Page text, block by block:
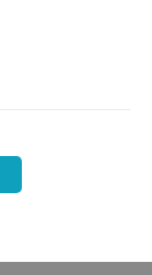
查货品是否
退换。
有任何残缺
留有效收据
方式联络健
健康网购
2288
氯及杂质效
沉淀或浮游